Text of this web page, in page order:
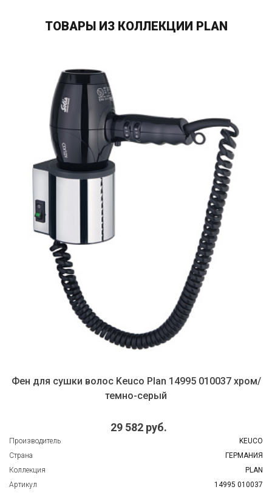
ТОВАРЫ ИЗ КОЛЛЕКЦИИ PLAN
Фен для сушки волос Keuco Plan 14995 010037 хром/
темно-серый
29 582 руб.
Производитель
KEUCO
Страна
ГЕРМАНИЯ
Коллекция
PLAN
Артикул
14995 010037